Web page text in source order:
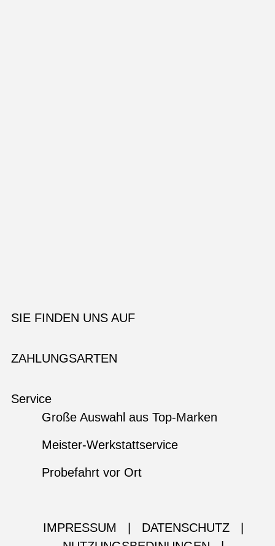
SIE FINDEN UNS AUF
ZAHLUNGSARTEN
Service
Große Auswahl aus Top-Marken
Meister-Werkstattservice
Probefahrt vor Ort
IMPRESSUM DATENSCHUTZ